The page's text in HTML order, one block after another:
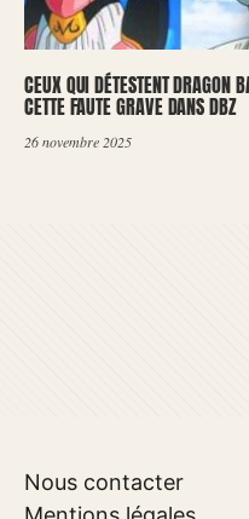
CEUX QUI DÉTESTENT DRAGON
CETTE FAUTE GRAVE DANS DBZ
26 novembre 2025
Nous contacter